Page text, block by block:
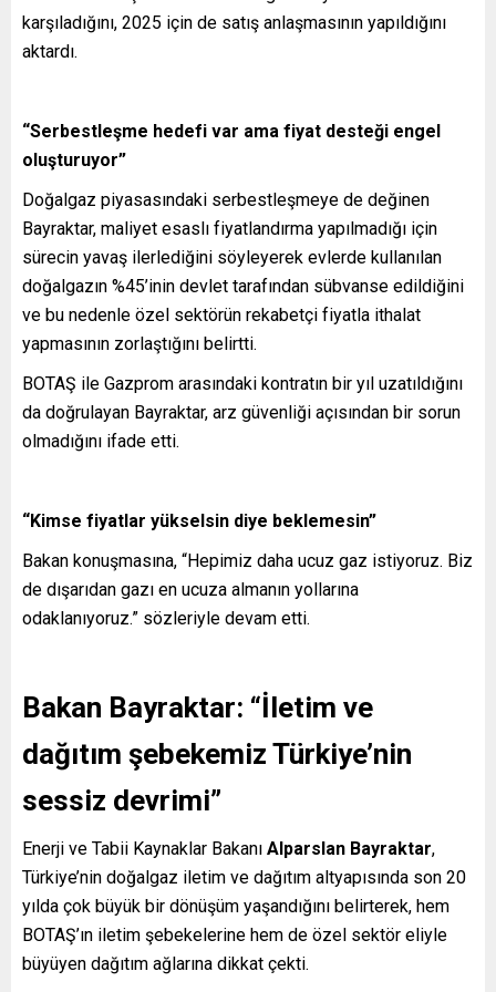
karşıladığını, 2025 için de satış anlaşmasının yapıldığını
aktardı.
“Serbestleşme hedefi var ama fiyat desteği engel
oluşturuyor”
Doğalgaz piyasasındaki serbestleşmeye de değinen
Bayraktar, maliyet esaslı fiyatlandırma yapılmadığı için
sürecin yavaş ilerlediğini söyleyerek evlerde kullanılan
doğalgazın %45’inin devlet tarafından sübvanse edildiğini
ve bu nedenle özel sektörün rekabetçi fiyatla ithalat
yapmasının zorlaştığını belirtti.
BOTAŞ ile Gazprom arasındaki kontratın bir yıl uzatıldığını
da doğrulayan Bayraktar, arz güvenliği açısından bir sorun
olmadığını ifade etti.
“Kimse fiyatlar yükselsin diye beklemesin”
Bakan konuşmasına, “Hepimiz daha ucuz gaz istiyoruz. Biz
de dışarıdan gazı en ucuza almanın yollarına
odaklanıyoruz.” sözleriyle devam etti.
Bakan Bayraktar: “İletim ve
dağıtım şebekemiz Türkiye’nin
sessiz devrimi”
Enerji ve Tabii Kaynaklar Bakanı Alparslan Bayraktar,
Türkiye’nin doğalgaz iletim ve dağıtım altyapısında son 20
yılda çok büyük bir dönüşüm yaşandığını belirterek, hem
BOTAŞ’ın iletim şebekelerine hem de özel sektör eliyle
büyüyen dağıtım ağlarına dikkat çekti.